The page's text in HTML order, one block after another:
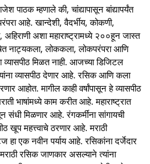
पाठक म्हणाले की, चांद्यापासून बांद्यापर्यंत
आहे. खान्देशी, वैदर्भीय, कोकणी,
अहिराणी अशा महाराष्ट्रामध्ये २००हून जास्त
नाट्यकला, लोककला, लोकपरंपरा आणि
मिळत नाही. आजच्या डिजिटल
व्यासपीठ देणार आहे. रसिक आणि कला
आहोत. मागील काही वर्षांपासून हे व्यासपीठ
भाषांमध्ये काम करीत आहे. महाराष्ट्रात
संधी मिळणार आहे. रंगकर्मींना सांगायची
खूप महत्त्वाचे ठरणार आहे. मराठी
हा एक नवीन पर्याय आहे. रसिकांना दर्जेदार
रसिक जाणकार असल्याने त्यांना